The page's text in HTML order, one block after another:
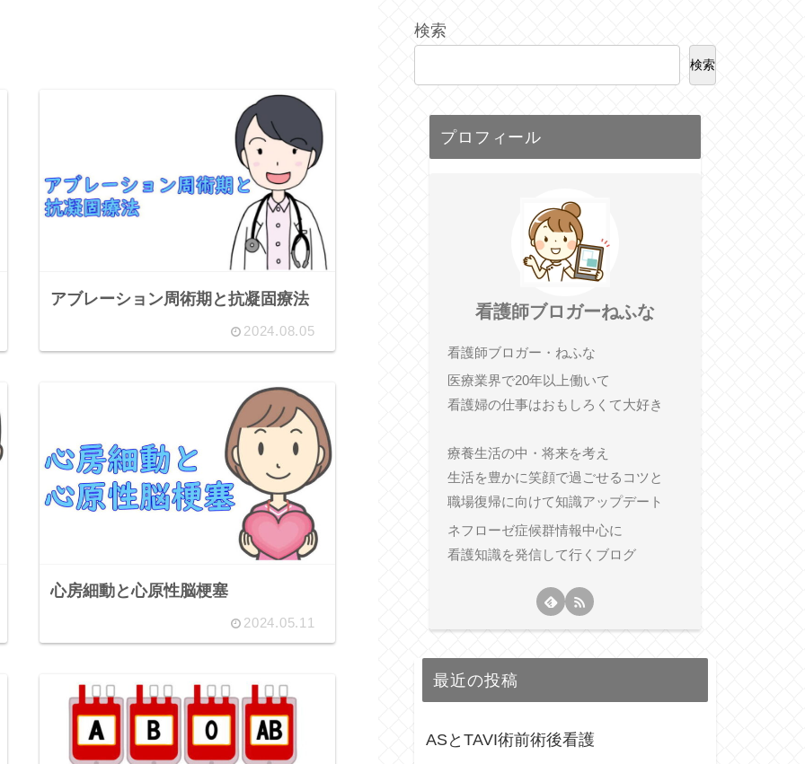
アブレーション周術期と抗凝固療法
2024.08.05
心房細動と心原性脳梗塞
2024.05.11
検索
検索
プロフィール
看護師ブロガーねふな
看護師ブロガー・ねふな
医療業界で20年以上働いて
看護婦の仕事はおもしろくて大好き
療養生活の中・将来を考え
生活を豊かに笑顔で過ごせるコツと
職場復帰に向けて知識アップデート
ネフローゼ症候群情報中心に
看護知識を発信して行くブログ
最近の投稿
ASとTAVI術前術後看護